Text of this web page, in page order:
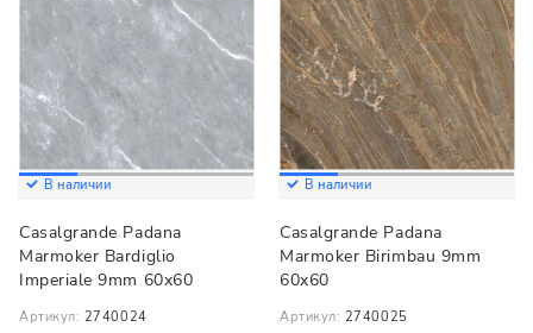
В наличии
Casalgrande Padana
Marmoker Bardiglio
Imperiale 9mm 60x60
Артикул: 2740024
В наличии
Casalgrande Padana
Marmoker Birimbau 9mm
60x60
Артикул: 2740025